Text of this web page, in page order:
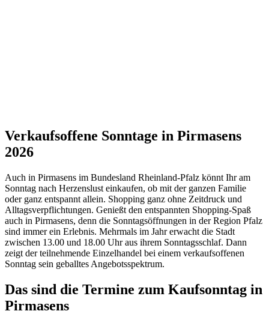
Verkaufsoffene Sonntage in Pirmasens
2026
Auch in Pirmasens im Bundesland Rheinland-Pfalz könnt Ihr am
Sonntag nach Herzenslust einkaufen, ob mit der ganzen Familie
oder ganz entspannt allein. Shopping ganz ohne Zeitdruck und
Alltagsverpflichtungen. Genießt den entspannten Shopping-Spaß
auch in Pirmasens, denn die Sonntagsöffnungen in der Region Pfalz
sind immer ein Erlebnis. Mehrmals im Jahr erwacht die Stadt
zwischen 13.00 und 18.00 Uhr aus ihrem Sonntagsschlaf. Dann
zeigt der teilnehmende Einzelhandel bei einem verkaufsoffenen
Sonntag sein geballtes Angebotsspektrum.
Das sind die Termine zum Kaufsonntag in
Pirmasens